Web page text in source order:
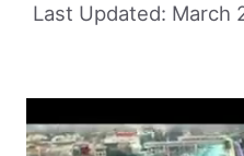
March